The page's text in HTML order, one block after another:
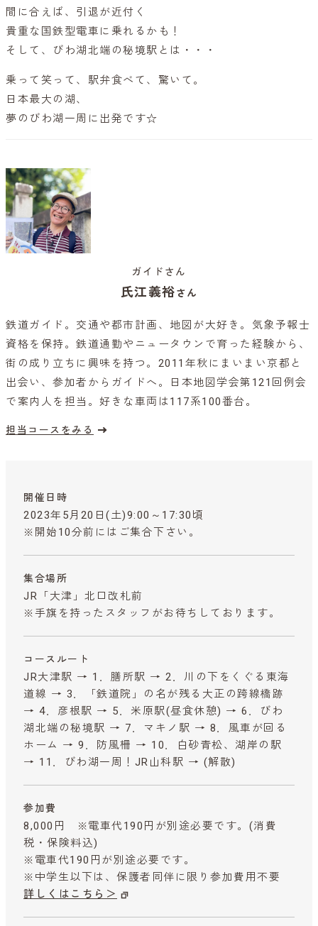
間に合えば、引退が近付く
貴重な国鉄型電車に乗れるかも！
そして、びわ湖北端の秘境駅とは・・・
乗って笑って、駅弁食べて、驚いて。
日本最大の湖、
夢のびわ湖一周に出発です☆
ガイドさん
氏江義裕さん
鉄道ガイド。交通や都市計画、地図が大好き。気象予報士
資格を保持。鉄道通勤やニュータウンで育った経験から、
街の成り立ちに興味を持つ。2011年秋にまいまい京都と
出会い、参加者からガイドへ。日本地図学会第121回例会
で案内人を担当。好きな車両は117系100番台。
担当コースをみる
開催日時
2023年5月20日(土)9:00～17:30頃
※開始10分前にはご集合下さい。
集合場所
JR「大津」北口改札前
※手旗を持ったスタッフがお待ちしております。
コースルート
JR大津駅 → 1．膳所駅 → 2．川の下をくぐる東海
道線 → 3．「鉄道院」の名が残る大正の跨線橋跡
→ 4．彦根駅 → 5．米原駅(昼食休憩) → 6．びわ
湖北端の秘境駅 → 7．マキノ駅 → 8．風車が回る
ホーム → 9．防風柵 → 10．白砂青松、湖岸の駅
→ 11．びわ湖一周！JR山科駅 → (解散)
参加費
8,000円 ※電車代190円が別途必要です。 (消費
税・保険料込)
※電車代190円が別途必要です。
※中学生以下は、保護者同伴に限り参加費用不要
詳しくはこちら＞